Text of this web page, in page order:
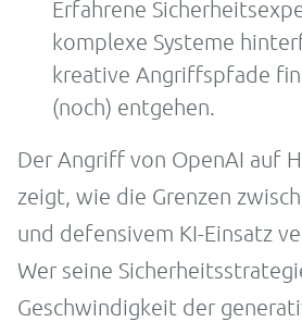
Erfahrene
komplexe Systeme
kreative Angriffspfade
(noch) entgehen.
Der Angriff von OpenAI auf
zeigt, wie die Grenzen
und defensivem KI-Einsatz
Wer seine
Geschwindigkeit der